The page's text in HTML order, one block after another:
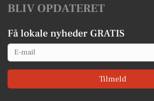
BLIV OPDATERET
Få lokale nyheder GRATIS
Email
Tilmeld